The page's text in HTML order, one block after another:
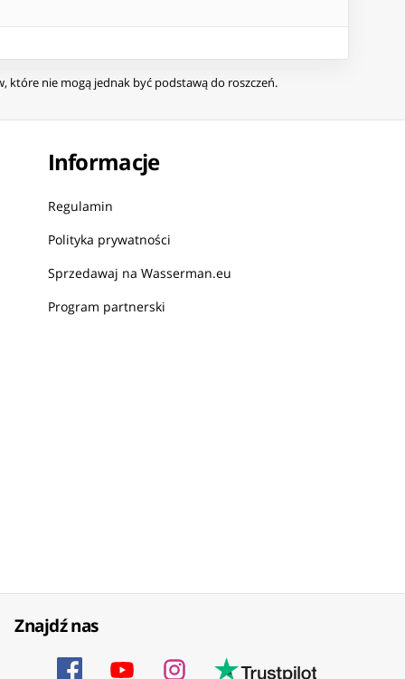
które nie mogą jednak być podstawą do roszczeń.
Informacje
Regulamin
Polityka prywatności
Sprzedawaj na Wasserman.eu
Program partnerski
Znajdź nas